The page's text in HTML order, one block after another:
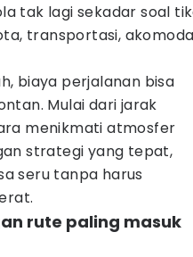
tak lagi sekadar soal
transportasi,
biaya perjalanan bisa
Mulai dari jarak
menikmati atmosfer
strategi yang tepat,
seru tanpa harus
rute paling masuk